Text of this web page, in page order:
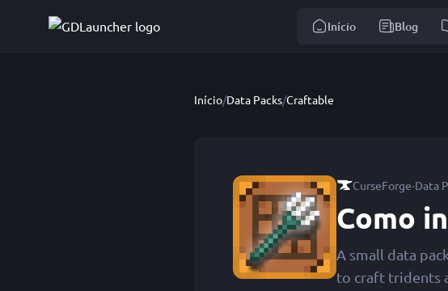
Início Blog
Início/Data Packs/Craftable
CurseForge·Data
Como
A small data
to craft tridents